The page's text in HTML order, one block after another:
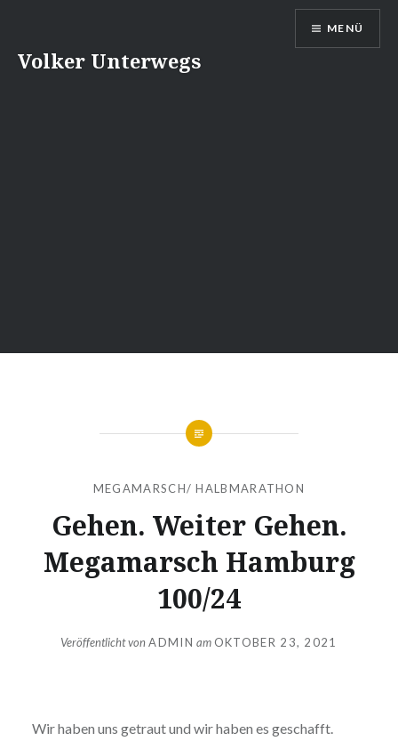
InhaltVolker Unterwegs
MENÜ
MEGAMARSCH/ HALBMARATHON
Gehen. Weiter Gehen.
Megamarsch Hamburg
100/24
Veröffentlicht vonADMIN am OKTOBER 23, 2021
Wir haben uns getraut und wir haben es geschafft.